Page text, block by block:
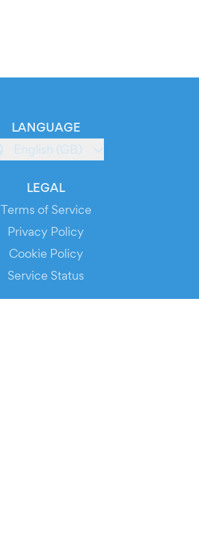
LANGUAGE
English (GB)
LEGAL
Terms of Service
Privacy Policy
Cookie Policy
Service Status